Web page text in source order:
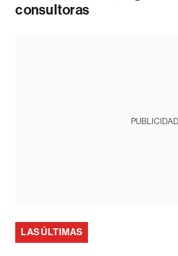
consultoras
PUBLICIDAD
LAS ÚLTIMAS